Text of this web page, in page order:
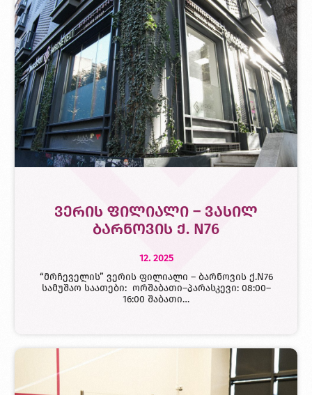
ვერის ფილიალი – ვასილ
ბარნოვის ქ. N76
12. 2025
“მრჩეველის” ვერის ფილიალი – ბარნოვის ქ.N76
სამუშაო საათები: ორშაბათი–პარასკევი: 08:00–
16:00 შაბათი…